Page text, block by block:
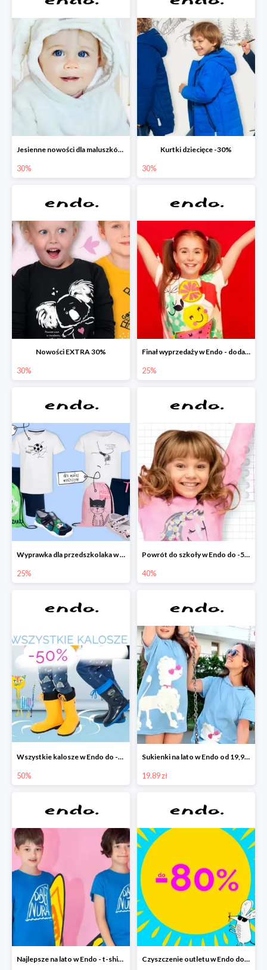
Jesienne nowości dla maluszków -30%
30%
Kurtki dziecięce -30%
30%
Nowości EXTRA 30%
30%
Finał wyprzedaży w Endo - dodatkowe 25% rabatu w Endo
25%
Wyprawka dla przedszkolaka w Endo do -25%
25%
Powrót do szkoły w Endo do -50%
40%
Wszystkie kalosze w Endo do -50%
50%
Sukienki na lato w Endo od 19,90 zł
19.89 zł
Najlepsze na lato w Endo - t-shirty od 9,90 zł i krótkie spodenki od 19,90 zł Czyszczenie outletu w Endo do -80%